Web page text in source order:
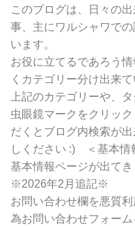
別
検
索
このブログは、日々の
事、主にワルシャワで
います。
お役に立てるであろう
くカテゴリー分け出来
上記のカテゴリーや、
虫眼鏡マークをクリッ
だくとブログ内検索が
しください :) ＜基本情
基本情報ページが出てき
※2026年2月追記※
お問い合わせ欄を悪質
為お問い合わせフォー